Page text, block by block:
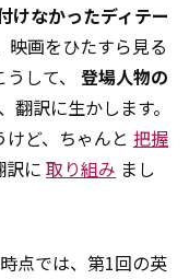
けなかったディテー
映画をひたすら見る
して、 登場人物の
翻訳に生かします。
ど、ちゃんと 把握
訳に 取り組み まし
点では、第1回の英